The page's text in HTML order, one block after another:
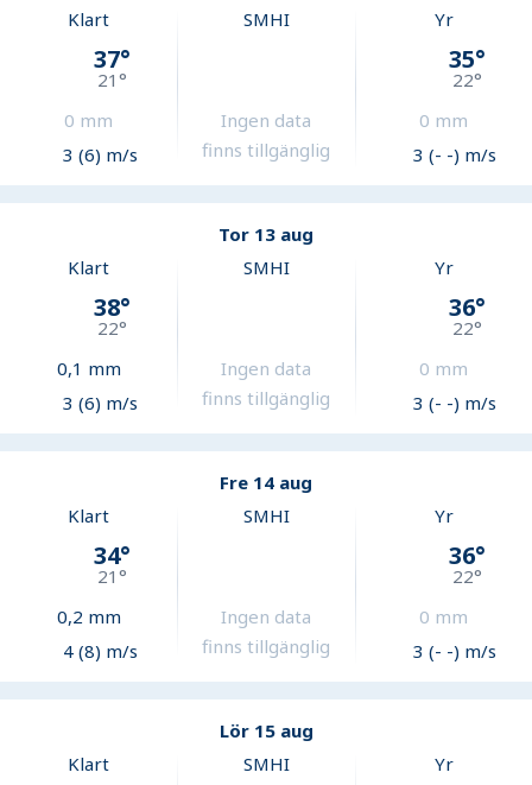
Klart
37°
21°
0 mm
3 (6) m/s
SMHI
Ingen data
finns tillgänglig
Yr
35°
22°
0 mm
3 (- -) m/s
Tor 13 aug
Klart
38°
22°
0,1 mm
3 (6) m/s
SMHI
Ingen data
finns tillgänglig
Yr
36°
22°
0 mm
3 (- -) m/s
Fre 14 aug
Klart
34°
21°
0,2 mm
4 (8) m/s
SMHI
Ingen data
finns tillgänglig
Yr
36°
22°
0 mm
3 (- -) m/s
Lör 15 aug
Klart
SMHI Yr